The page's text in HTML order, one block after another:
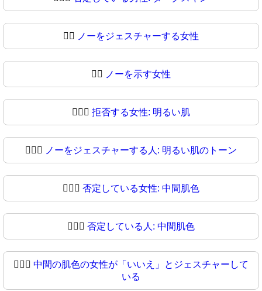
🙅‍♀️ ノーをジェスチャーする女性
🙅‍♀ ノーを示す女性
🙅🏻‍♀️ 拒否する女性: 明るい肌
🙅🏻‍♀ ノーをジェスチャーする人: 明るい肌のトーン
🙅🏼‍♀️ 否定している女性: 中間肌色
🙅🏼‍♀ 否定している人: 中間肌色
🙅🏽‍♀️ 中間の肌色の女性が「いいえ」とジェスチャーして
いる